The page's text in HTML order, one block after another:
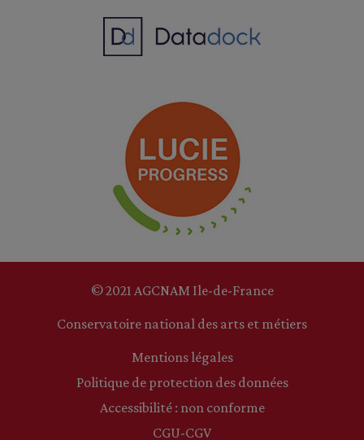
© 2021 AGCNAM Ile-de-France
Conservatoire national des arts et métiers
Mentions légales
Politique de protection des données
Accessibilité : non conforme
CGU-CGV